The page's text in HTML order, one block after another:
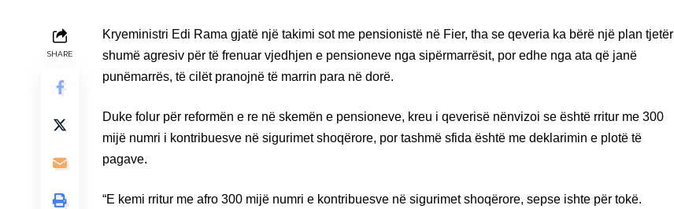
SHARE
Kryeministri Edi Rama gjatë një takimi sot me pensionistë në Fier, tha se qeveria ka bërë një plan tjetër
shumë agresiv për të frenuar vjedhjen e pensioneve nga sipërmarrësit, por edhe nga ata që janë
punëmarrës, të cilët pranojnë të marrin para në dorë.
Duke folur për reformën e re në skemën e pensioneve, kreu i qeverisë nënvizoi se është rritur me 300
mijë numri i kontribuesve në sigurimet shoqërore, por tashmë sfida është me deklarimin e plotë të
pagave.
“E kemi rritur me afro 300 mijë numri e kontribuesve në sigurimet shoqërore, sepse ishte për tokë.